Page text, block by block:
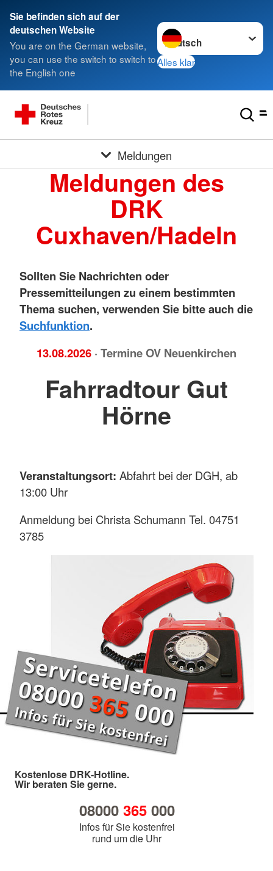
Sie befinden sich auf der
deutschen Website
You are on the German website,
you can use the switch to switch to
the English one
Sprache wechseln zu
Alles klar
Meldungen
Meldungen des
DRK
Cuxhaven/Hadeln
Sollten Sie Nachrichten oder
Pressemitteilungen zu einem bestimmten
Thema suchen, verwenden Sie bitte auch die
Suchfunktion.
13.08.2026 · Termine OV Neuenkirchen
Fahrradtour Gut
Hörne
Veranstaltungsort: Abfahrt bei der DGH, ab
13:00 Uhr
Anmeldung bei Christa Schumann Tel. 04751
3785
Kostenlose DRK-Hotline.
Wir beraten Sie gerne.
08000 365000
Infos für Sie kostenfrei
rund um die Uhr